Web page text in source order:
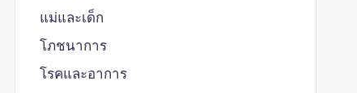
แม่และเด็ก
โภชนาการ
โรคและอาการ